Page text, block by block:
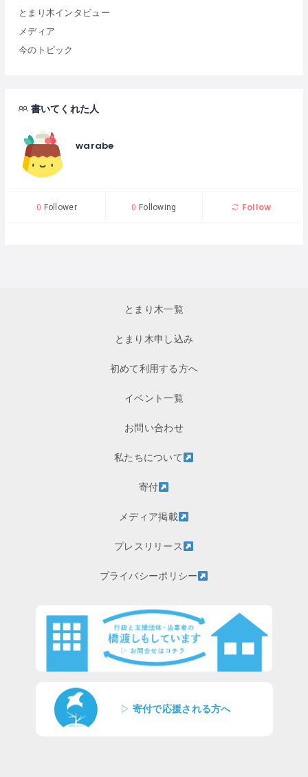
とまり木インタビュー
メディア
今のトピック
書いてくれた人
warabe
0 Follower 0 Following Follow
とまり木一覧
とまり木申し込み
初めて利用する方へ
イベント一覧
お問い合わせ
私たちについて
寄付
メディア掲載
プレスリリース
プライバシーポリシー
▷ 寄付で応援される方へ